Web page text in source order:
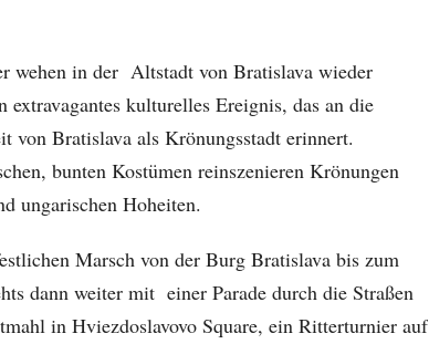
wehen in der Altstadt von Bratislava wieder
kulturelles Ereignis, das an die
von Bratislava als Krönungsstadt erinnert.
bunten Kostümen reinszenieren Krönungen
ungarischen Hoheiten.
Marsch von der Burg Bratislava bis zum
dann weiter mit einer Parade durch die Straßen
in Hviezdoslavovo Square, ein Ritterturnier auf